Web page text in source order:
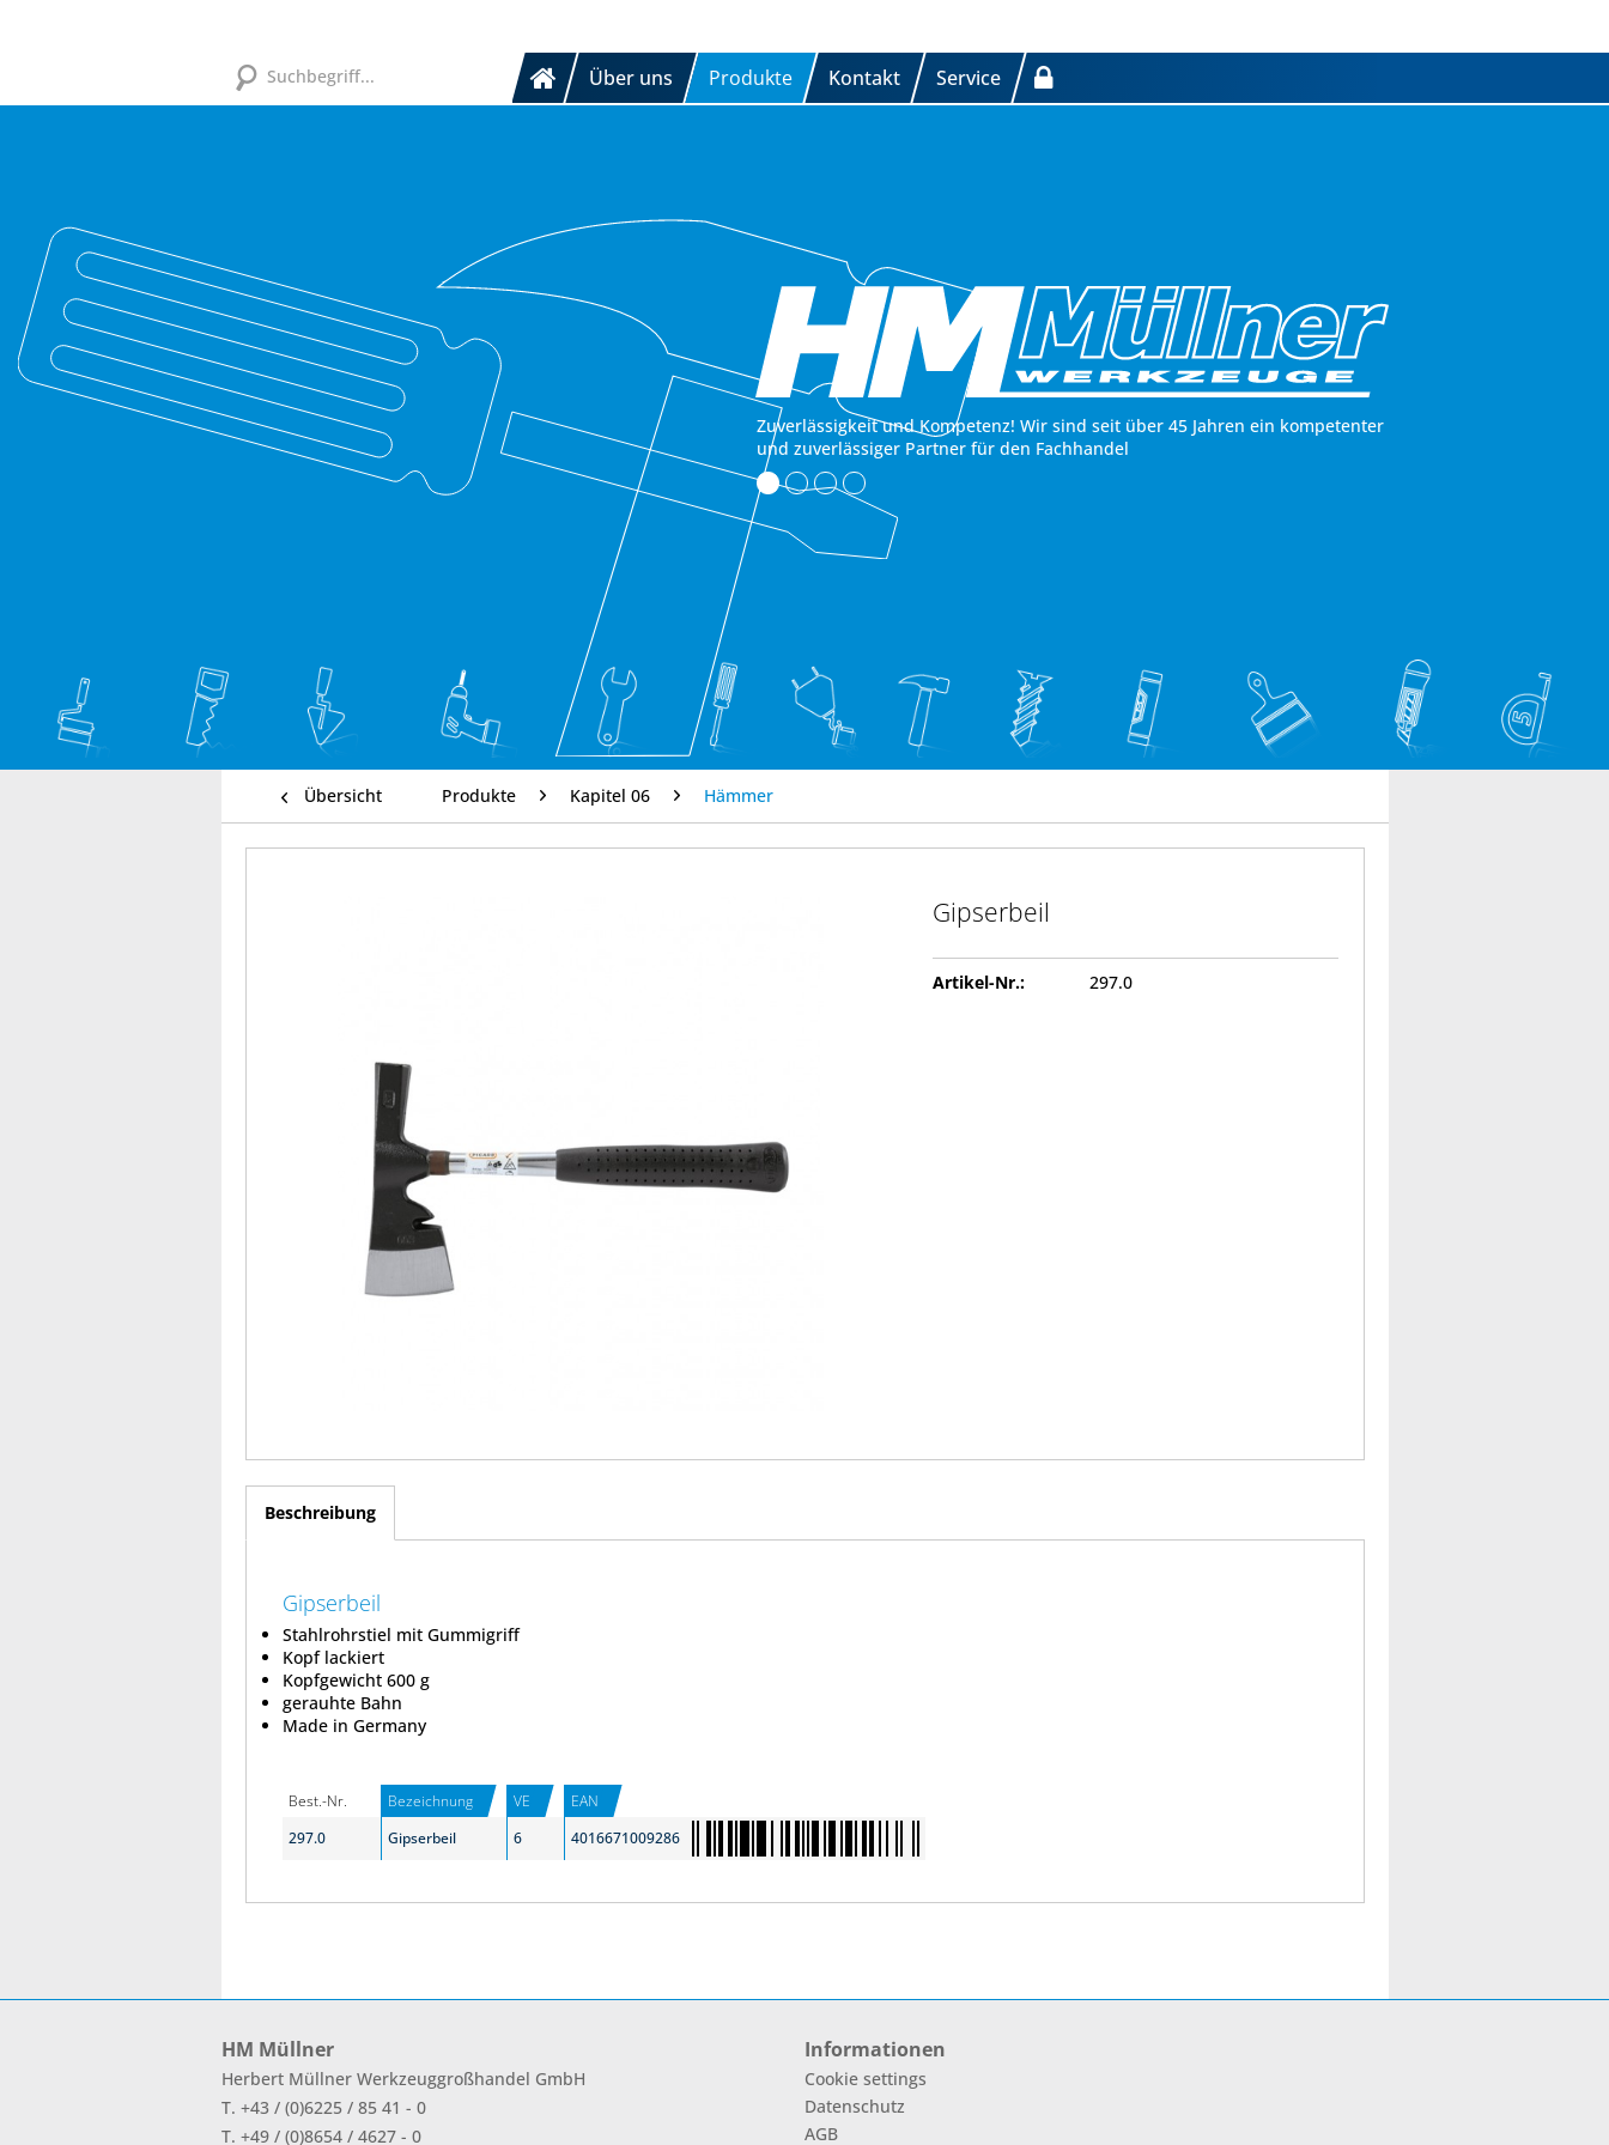
Über uns Produkte Kontakt Service
Zuverlässigkeit und Kompetenz! Wir sind seit über 45 Jahren ein kompetenter
und zuverlässiger Partner für den Fachhandel
Übersicht Produkte Kapitel 06 Hämmer
Gipserbeil
Artikel-Nr.: 297.0
Beschreibung
Gipserbeil
Stahlrohrstiel mit Gummigriff
Kopf lackiert
Kopfgewicht 600 g
gerauhte Bahn
Made in Germany
Best.-Nr. Bezeichnung VE
EAN
297.0
Gipserbeil 6 4016671009286
HM Müllner
Herbert Müllner Werkzeuggroßhandel GmbH
T. +43 / (0)6225 / 85 41 - 0
T. +49 / (0)8654 / 4627 - 0
Informationen
Cookie settings
Datenschutz
AGB